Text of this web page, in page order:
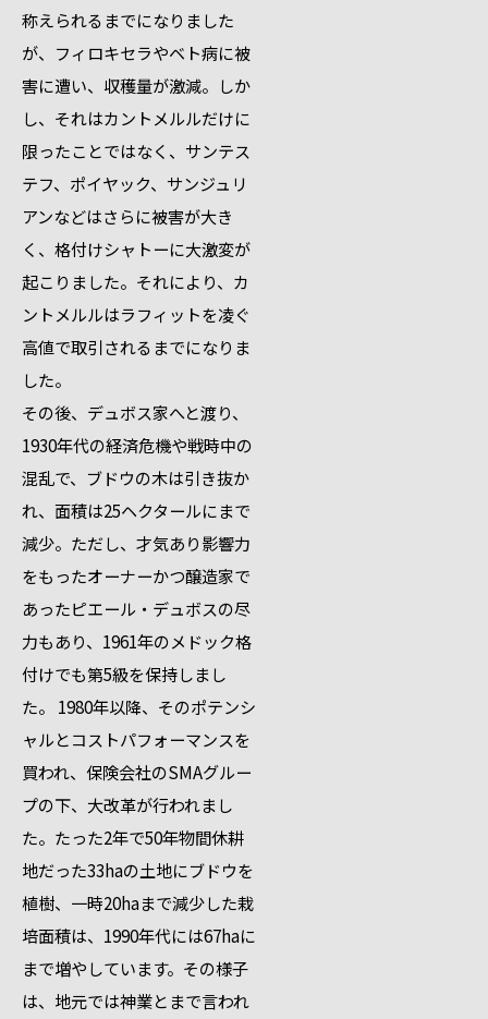
称えられるまでになりました
が、フィロキセラやベト病に被
害に遭い、収穫量が激減。しか
し、それはカントメルルだけに
限ったことではなく、サンテス
テフ、ポイヤック、サンジュリ
アンなどはさらに被害が大き
く、格付けシャトーに大激変が
起こりました。それにより、カ
ントメルルはラフィットを凌ぐ
高値で取引されるまでになりま
した。
その後、デュボス家へと渡り、
1930年代の経済危機や戦時中の
混乱で、ブドウの木は引き抜か
れ、面積は25ヘクタールにまで
減少。ただし、才気あり影響力
をもったオーナーかつ醸造家で
あったピエール・デュボスの尽
力もあり、1961年のメドック格
付けでも第5級を保持しまし
た。 1980年以降、そのポテンシ
ャルとコストパフォーマンスを
買われ、保険会社のSMAグルー
プの下、大改革が行われまし
た。たった2年で50年物間休耕
地だった33haの土地にブドウを
植樹、一時20haまで減少した栽
培面積は、1990年代には67haに
まで増やしています。その様子
は、地元では神業とまで言われ